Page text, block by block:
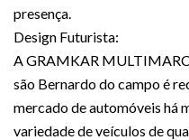
presença.
Design Futurista:
A GRAMKAR
são Bernardo do campo é
mercado de automóveis há
variedade de veículos de